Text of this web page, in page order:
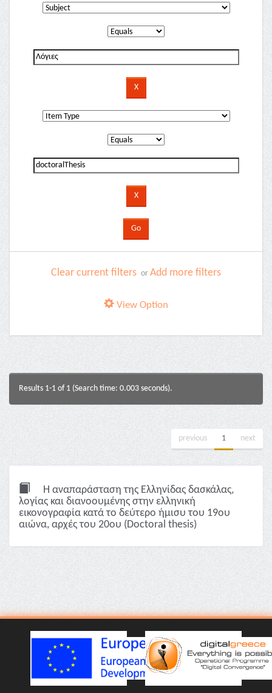
Clear current filters or Add more filters
View Option
Results 1-1 of 1 (Search time: 0.003 seconds).
previous 1 next
Η αναπαράσταση της Ελληνίδας δασκάλας,
λoγίας και διανοουμένης στην ελληνική
εικονογραφία κατά το δεύτερο ήμισυ του 19ου
αιώνα, αρχές του 20ου (Doctoral thesis)